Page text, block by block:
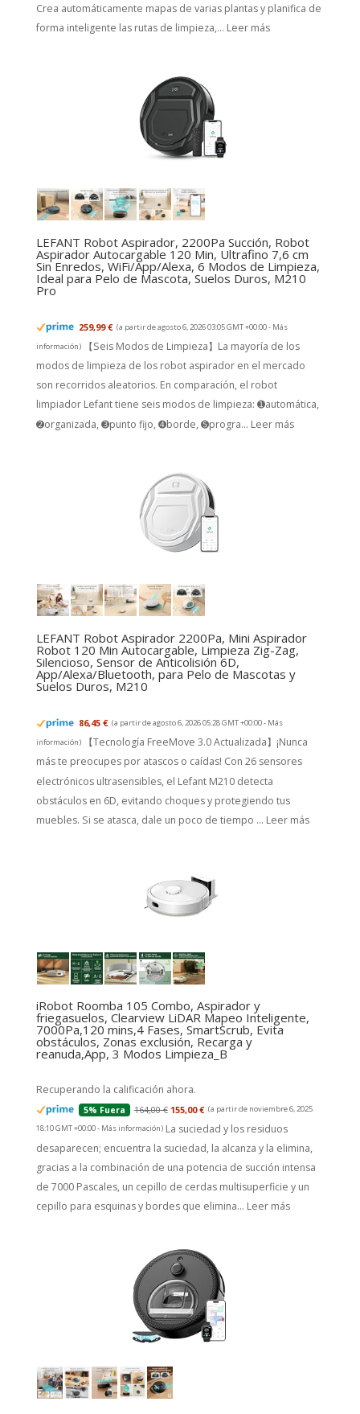
Crea automáticamente mapas de varias plantas y planifica de
forma inteligente las rutas de limpieza,... Leer más
LEFANT Robot Aspirador, 2200Pa Succión, Robot
Aspirador Autocargable 120 Min, Ultrafino 7,6 cm
Sin Enredos, WiFi/App/Alexa, 6 Modos de Limpieza,
Ideal para Pelo de Mascota, Suelos Duros, M210
Pro
259,99 € (a partir de agosto 6, 2026 03:05 GMT +00:00 - Más
información)
【Seis Modos de Limpieza】La mayoría de los
modos de limpieza de los robot aspirador en el mercado
son recorridos aleatorios. En comparación, el robot
limpiador Lefant tiene seis modos de limpieza: ➊automática,
➋organizada, ➌punto fijo, ➍borde, ➎progra... Leer más
LEFANT Robot Aspirador 2200Pa, Mini Aspirador
Robot 120 Min Autocargable, Limpieza Zig-Zag,
Silencioso, Sensor de Anticolisión 6D,
App/Alexa/Bluetooth, para Pelo de Mascotas y
Suelos Duros, M210
86,45 € (a partir de agosto 6, 2026 05:28 GMT +00:00 - Más
información)
【Tecnología FreeMove 3.0 Actualizada】¡Nunca
más te preocupes por atascos o caídas! Con 26 sensores
electrónicos ultrasensibles, el Lefant M210 detecta
obstáculos en 6D, evitando choques y protegiendo tus
muebles. Si se atasca, dale un poco de tiempo ... Leer más
iRobot Roomba 105 Combo, Aspirador y
friegasuelos, Clearview LiDAR Mapeo Inteligente,
7000Pa,120 mins,4 Fases, SmartScrub, Evita
obstáculos, Zonas exclusión, Recarga y
reanuda,App, 3 Modos Limpieza_B
5% Fuera 164,00 € 155,00 €
18:10 GMT +00:00 -Más información) La suciedad y los residuos
desaparecen; encuentra la suciedad, la alcanza y la elimina,
gracias a la combinación de una potencia de succión intensa
de 7000 Pascales, un cepillo de cerdas multisuperficie y un
cepillo para esquinas y bordes que elimina...Leer más
LEFANT M330 Robot Aspirador y Fregasuelos con